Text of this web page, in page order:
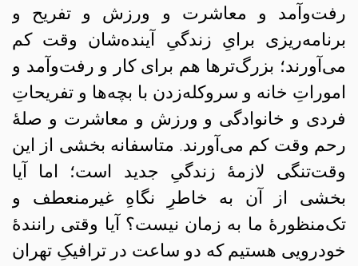
رفت‌و‌آمد و معاشرت و ورزش و تفریح و
برنامه‌ریزی برایِ زندگیِ آینده‌شان وقت کم
می‌آورند؛ بزرگ‌ترها هم برای کار و رفت‌و‌آمد و
اموراتِ خانه و سرو‌کله‌زدن با بچه‌ها و تفریحاتِ
فردی و خانوادگی و ورزش و معاشرت و صلهٔ
رحم وقت کم می‌آورند. متاسفانه بخشی از این
وقت‌تنگی لازمهٔ زندگیِ جدید است؛ اما آیا
بخشی از آن به خاطرِ نگاهِ غیرمنعطف و
تک‌منظورهٔ ما به زمان نیست؟ آیا وقتی رانندهٔ
خودرویی هستیم که دو ساعت در ترافیکِ تهران